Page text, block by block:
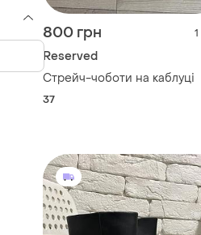
800 грн 1
Reserved
Стрейч-чоботи на каблуці
37